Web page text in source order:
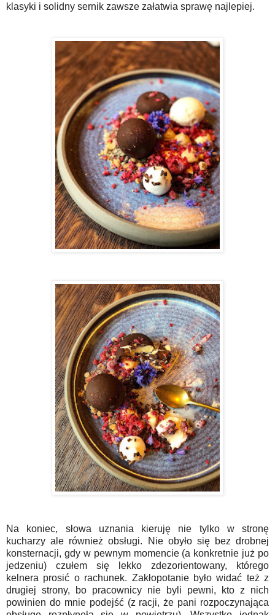
klasyki i solidny sernik zawsze załatwia sprawę najlepiej.
Na koniec, słowa uznania kieruję nie tylko w stronę
kucharzy ale również obsługi. Nie obyło się bez drobnej
konsternacji, gdy w pewnym momencie (a konkretnie już po
jedzeniu) czułem się lekko zdezorientowany, którego
kelnera prosić o rachunek. Zakłopotanie było widać też z
drugiej strony, bo pracownicy nie byli pewni, kto z nich
powinien do mnie podejść (z racji, że pani rozpoczynająca